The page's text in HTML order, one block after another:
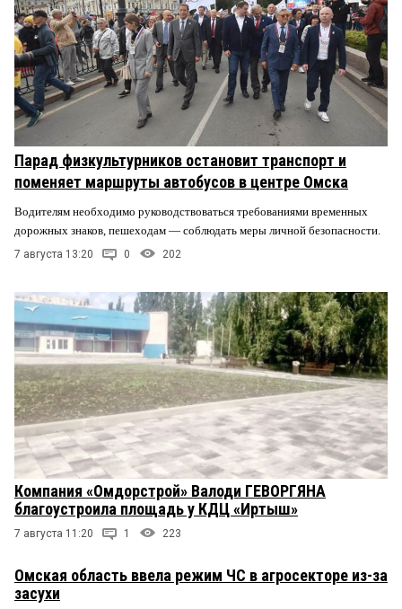
Парад физкультурников остановит транспорт и
поменяет маршруты автобусов в центре Омска
Водителям необходимо руководствоваться требованиями временных
дорожных знаков, пешеходам — соблюдать меры личной безопасности.
7 августа 13:20 0 202
Компания «Омдорстрой» Валоди ГЕВОРГЯНА
благоустроила площадь у КДЦ «Иртыш»
7 августа 11:20 1 223
Омская область ввела режим ЧС в агросекторе из-за
засухи